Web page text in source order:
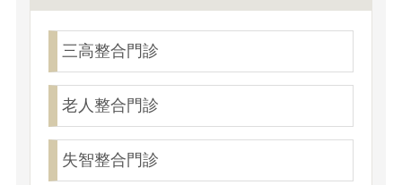
三高整合門診
老人整合門診
失智整合門診